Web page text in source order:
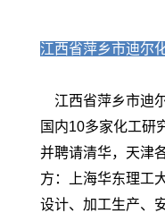
江西省萍乡市迪尔
江西省萍乡市迪
国内10多家化工研
并聘请清华，天津
方：上海华东理工
设计、加工生产、